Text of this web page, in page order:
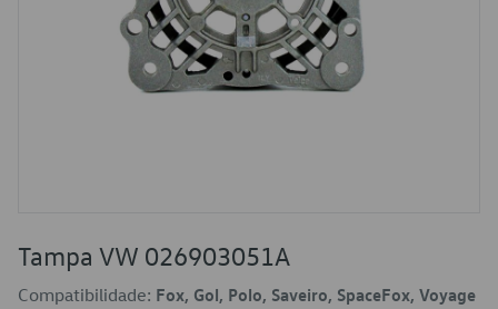
Tampa VW 026903051A
Compatibilidade: Fox, Gol, Polo, Saveiro, SpaceFox, Voyage